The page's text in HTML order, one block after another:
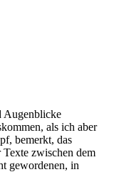
Augenblicke
als ich aber
bemerkt, das
Texte zwischen dem
gewordenen, in